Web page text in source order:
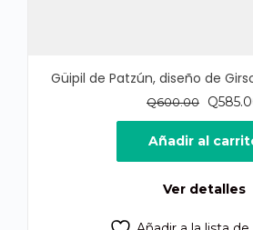
Güipil de Patzún, diseño de
Q600.00
El
precio
original
era:
Q
Añadir al
Ver detalles